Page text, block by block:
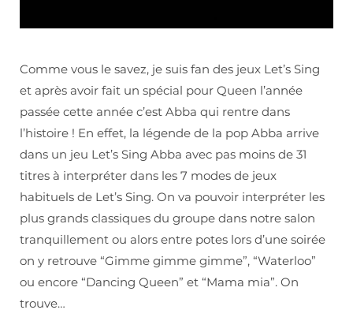
Comme vous le savez, je suis fan des jeux Let’s Sing
et après avoir fait un spécial pour Queen l’année
passée cette année c’est Abba qui rentre dans
l’histoire ! En effet, la légende de la pop Abba arrive
dans un jeu Let’s Sing Abba avec pas moins de 31
titres à interpréter dans les 7 modes de jeux
habituels de Let’s Sing. On va pouvoir interpréter les
plus grands classiques du groupe dans notre salon
tranquillement ou alors entre potes lors d’une soirée
on y retrouve “Gimme gimme gimme”, “Waterloo”
ou encore “Dancing Queen” et “Mama mia”. On
trouve…